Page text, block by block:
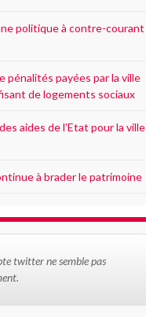
politique à contre-courant
pénalités payées par la ville
de logements sociaux
aides de l’Etat pour la ville
à brader le patrimoine
twitter ne semble pas